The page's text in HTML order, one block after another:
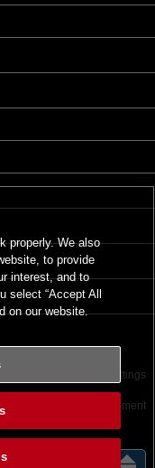
リシー Cookies Settings
Digital Entertainment
properly. We also
to provide
interest, and to
select “Accept All
on our website.